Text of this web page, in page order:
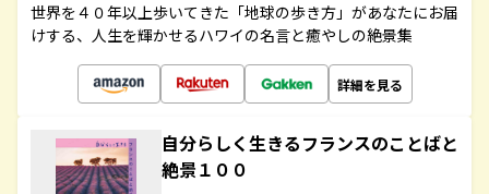
世界を４０年以上歩いてきた「地球の歩き方」があなたにお届
けする、人生を輝かせるハワイの名言と癒やしの絶景集
詳細を見る
自分らしく生きるフランスのことばと
絶景１００